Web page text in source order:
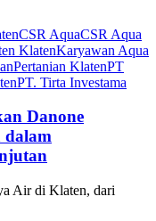
CSR AquaCSR Aqua
KlatenKaryawan Aqua
Pertanian KlatenPT
PT. Tirta Investama
Danone
dalam
Air di Klaten, dari